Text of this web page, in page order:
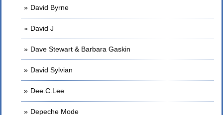
David Byrne
David J
Dave Stewart & Barbara Gaskin
David Sylvian
Dee.C.Lee
Depeche Mode